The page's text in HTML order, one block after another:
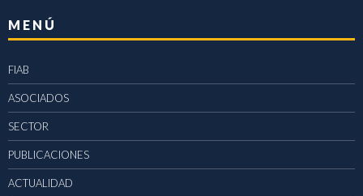
MENÚ
FIAB
ASOCIADOS
SECTOR
PUBLICACIONES
ACTUALIDAD